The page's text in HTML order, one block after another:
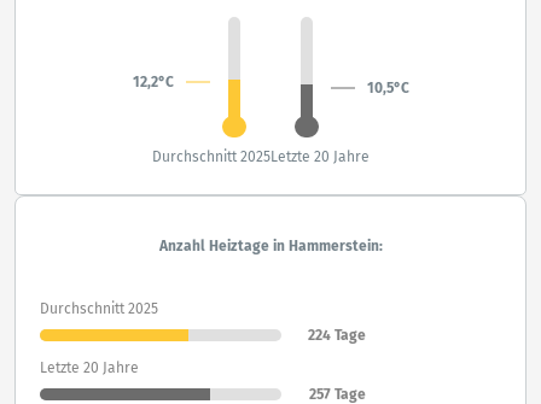
12,2°C 10,5°C
Durchschnitt 2025Letzte 20 Jahre
Anzahl Heiztage in Hammerstein:
Durchschnitt 2025
224 Tage
Letzte 20 Jahre
257 Tage